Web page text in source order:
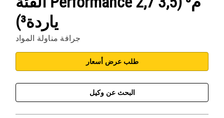
ياردة³)
جرافة مناولة المواد
طلب عرض أسعار
البحث عن وكيل